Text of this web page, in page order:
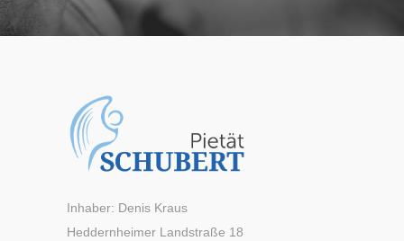
Inhaber: Denis Kraus
Heddernheimer Landstraße 18